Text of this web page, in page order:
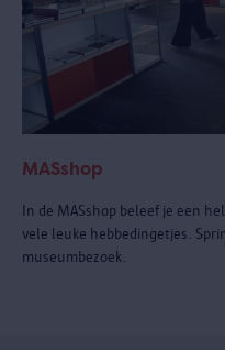
MASshop
In de MASshop beleef je een
vele leuke hebbedingetjes.
museumbezoek.